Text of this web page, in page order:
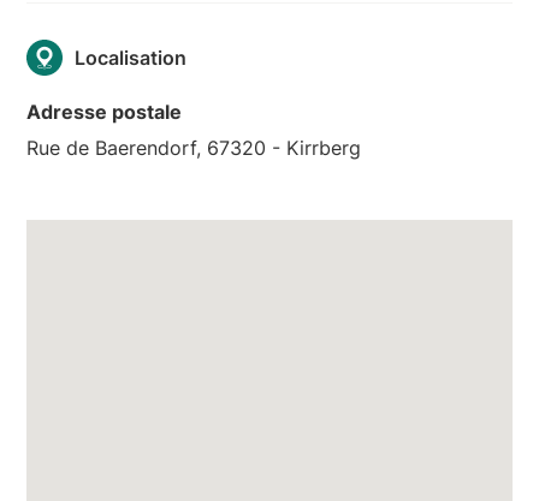
Localisation
Adresse postale
Rue de Baerendorf, 67320 - Kirrberg